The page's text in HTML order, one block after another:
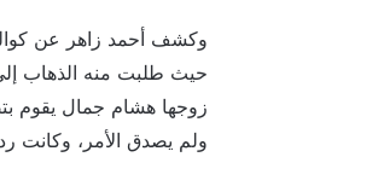
وكشف أحمد زاهر عن
حيث طلبت منه الذهاب
زوجها هشام جمال يقوم
ولم يصدق الأمر، وكانت